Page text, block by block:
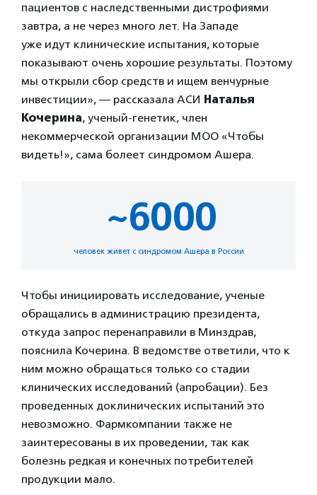
пациентов с наследственными дистрофиями
завтра, а не через много лет. На Западе
уже идут клинические испытания, которые
показывают очень хорошие результаты. Поэтому
мы открыли сбор средств и ищем венчурные
инвестиции», — рассказала АСИ Наталья
Кочерина, ученый-генетик, член
некоммерческой организации МОО «Чтобы
видеть!», сама болеет синдромом Ашера.
~6000
человек живет с синдромом Ашера в России
Чтобы инициировать исследование, ученые
обращались в администрацию президента,
откуда запрос перенаправили в Минздрав,
пояснила Кочерина. В ведомстве ответили, что к
ним можно обращаться только со стадии
клинических исследований (апробации). Без
проведенных доклинических испытаний это
невозможно. Фармкомпании также не
заинтересованы в их проведении, так как
болезнь редкая и конечных потребителей
продукции мало.